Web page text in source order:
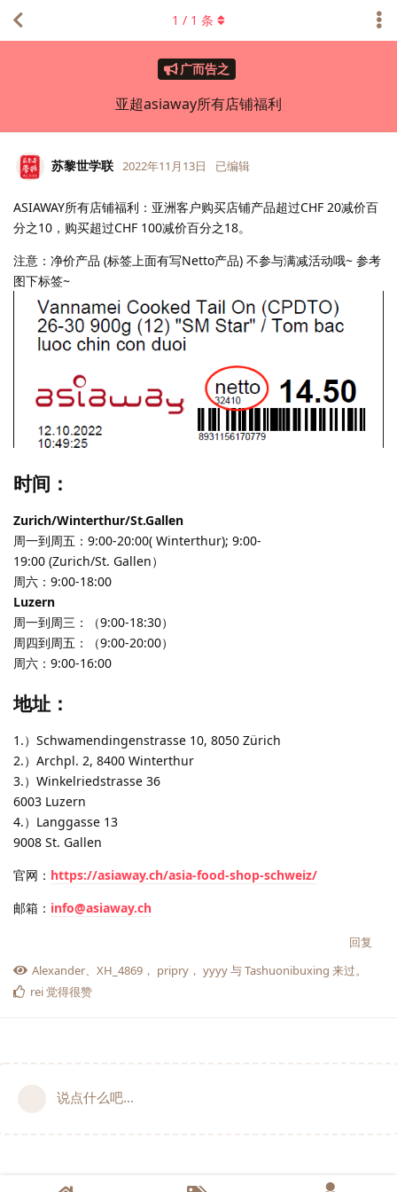
广而告之
亚超asiaway所有店铺福利
1 / 1 条
苏黎世学联 2022年11月13日 已编辑
ASIAWAY所有店铺福利：亚洲客户购买店铺产品超过CHF 20减价百
分之10，购买超过CHF 100减价百分之18。
注意：净价产品 (标签上面有写Netto产品) 不参与满减活动哦~ 参考
图下标签~
时间：
Zurich/Winterthur/St.Gallen
周一到周五：9:00-20:00( Winterthur); 9:00-
19:00 (Zurich/St. Gallen）
周六：9:00-18:00
Luzern
周一到周三：（9:00-18:30）
周四到周五：（9:00-20:00）
周六：9:00-16:00
地址：
1.）Schwamendingenstrasse 10, 8050 Zürich
2.）Archpl. 2, 8400 Winterthur
3.）Winkelriedstrasse 36
6003 Luzern
4.）Langgasse 13
9008 St. Gallen
官网： https://asiaway.ch/asia-food-shop-schweiz/
邮箱： info@asiaway.ch
回复
Alexander、 XH_4869 ， pripry ， yyyy与Tashuonibuxing 来过。
rei觉得很赞
说点什么吧...